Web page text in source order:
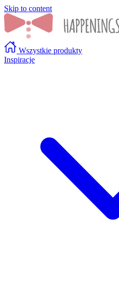
Skip to content
Wszystkie produkty
Inspiracje